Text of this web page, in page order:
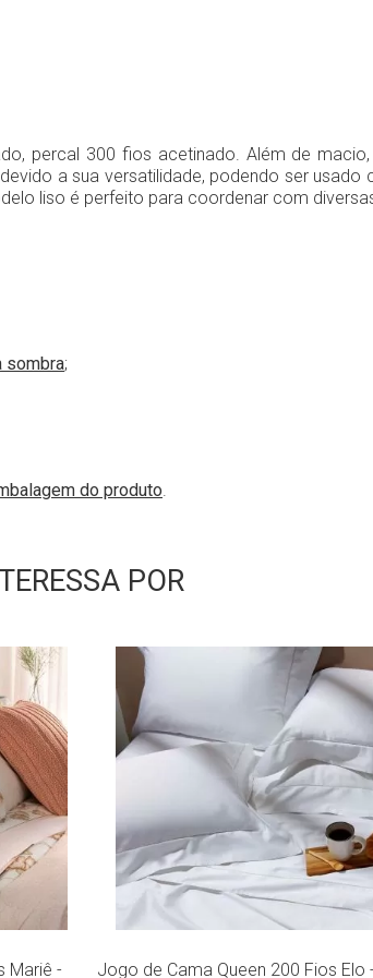
percal 300 fios acetinado. Além de
a sua versatilidade, podendo ser
liso é perfeito para coordenar com
sombra;
do produto.
POR
Mariê -
Jogo de Cama Queen 200 Fios Elo